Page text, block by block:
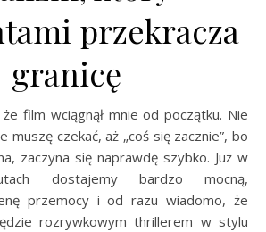
przekracza
granicę
film wciągnął mnie od początku. Nie
muszę czekać, aż „coś się zacznie”, bo
zaczyna się naprawdę szybko. Już w
dostajemy bardzo mocną,
przemocy i od razu wiadomo, że
rozrywkowym thrillerem w stylu